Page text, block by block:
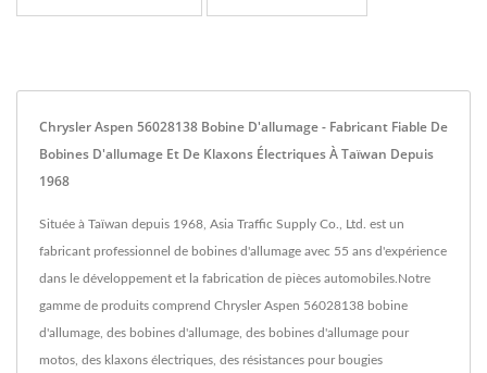
Chrysler Aspen 56028138 Bobine D'allumage - Fabricant Fiable De
Bobines D'allumage Et De Klaxons Électriques À Taïwan Depuis
1968
Située à Taïwan depuis 1968, Asia Traffic Supply Co., Ltd. est un
fabricant professionnel de bobines d'allumage avec 55 ans d'expérience
dans le développement et la fabrication de pièces automobiles.Notre
gamme de produits comprend Chrysler Aspen 56028138 bobine
d'allumage, des bobines d'allumage, des bobines d'allumage pour
motos, des klaxons électriques, des résistances pour bougies